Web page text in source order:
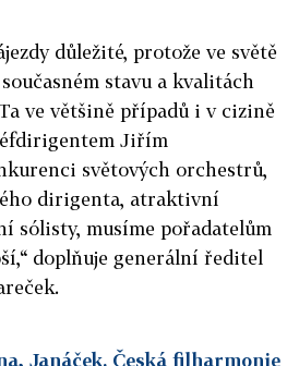
důležité, protože ve světě
stavu a kvalitách
ve většině případů i v cizině
Jiřím
světových orchestrů,
dirigenta, atraktivní
sólisty, musíme pořadatelům
doplňuje generální ředitel
Janáček. Česká filharmonie